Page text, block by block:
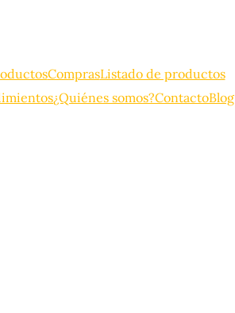
ComprasListado de productos
¿Quiénes somos?ContactoBlog